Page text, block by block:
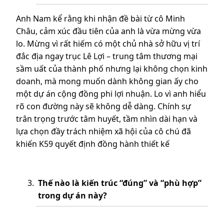
Anh Nam kể rằng khi nhận đề bài từ cô Minh
Châu, cảm xúc đầu tiên của anh là vừa mừng vừa
lo. Mừng vì rất hiếm có một chủ nhà sở hữu vị trí
đắc địa ngay trục Lê Lợi – trung tâm thương mại
sầm uất của thành phố nhưng lại không chọn kinh
doanh, mà mong muốn dành không gian ấy cho
một dự án cộng đồng phi lợi nhuận. Lo vì anh hiểu
rõ con đường này sẽ không dễ dàng. Chính sự
trân trọng trước tâm huyết, tầm nhìn dài hạn và
lựa chọn đầy trách nhiệm xã hội của cô chú đã
khiến K59 quyết định đồng hành thiết kế
Thế nào là kiến trúc “đúng” và “phù hợp”
trong dự án này?